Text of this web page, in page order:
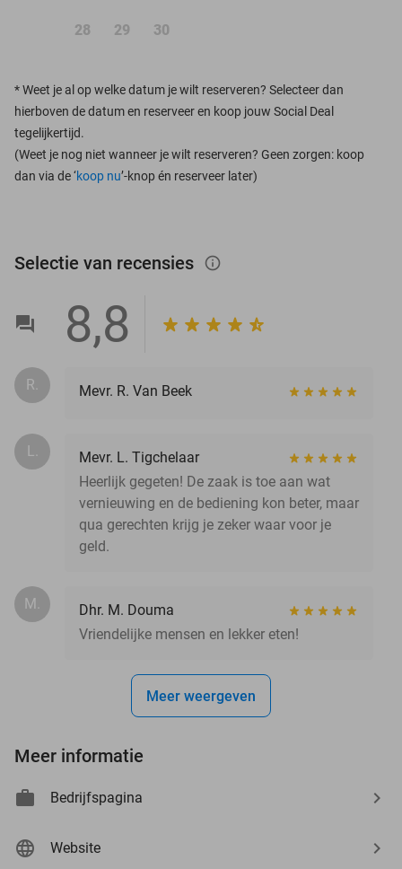
28 29 30
*Weet je al op welke datum je wilt reserveren? Selecteer dan
hierboven de datum en reserveer en koop jouw Social Deal
tegelijkertijd.
(Weet je nog niet wanneer je wilt reserveren? Geen zorgen: koop
dan via de ‘koop nu’-knop én reserveer later)
Selectie van recensies info_outlined
8,8
R. Mevr. R. Van Beek
L.
Mevr. L. Tigchelaar
Heerlijk gegeten! De zaak is toe aan wat
vernieuwing en de bediening kon beter, maar
qua gerechten krijg je zeker waar voor je
geld.
M.
Dhr. M. Douma
Vriendelijke mensen en lekker eten!
Meer weergeven
Meer informatie
Bedrijfspagina
Website